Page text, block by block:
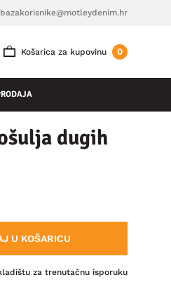
Košarica za kupovinu 0
dugih
U KOŠARICU
za trenutačnu isporuku